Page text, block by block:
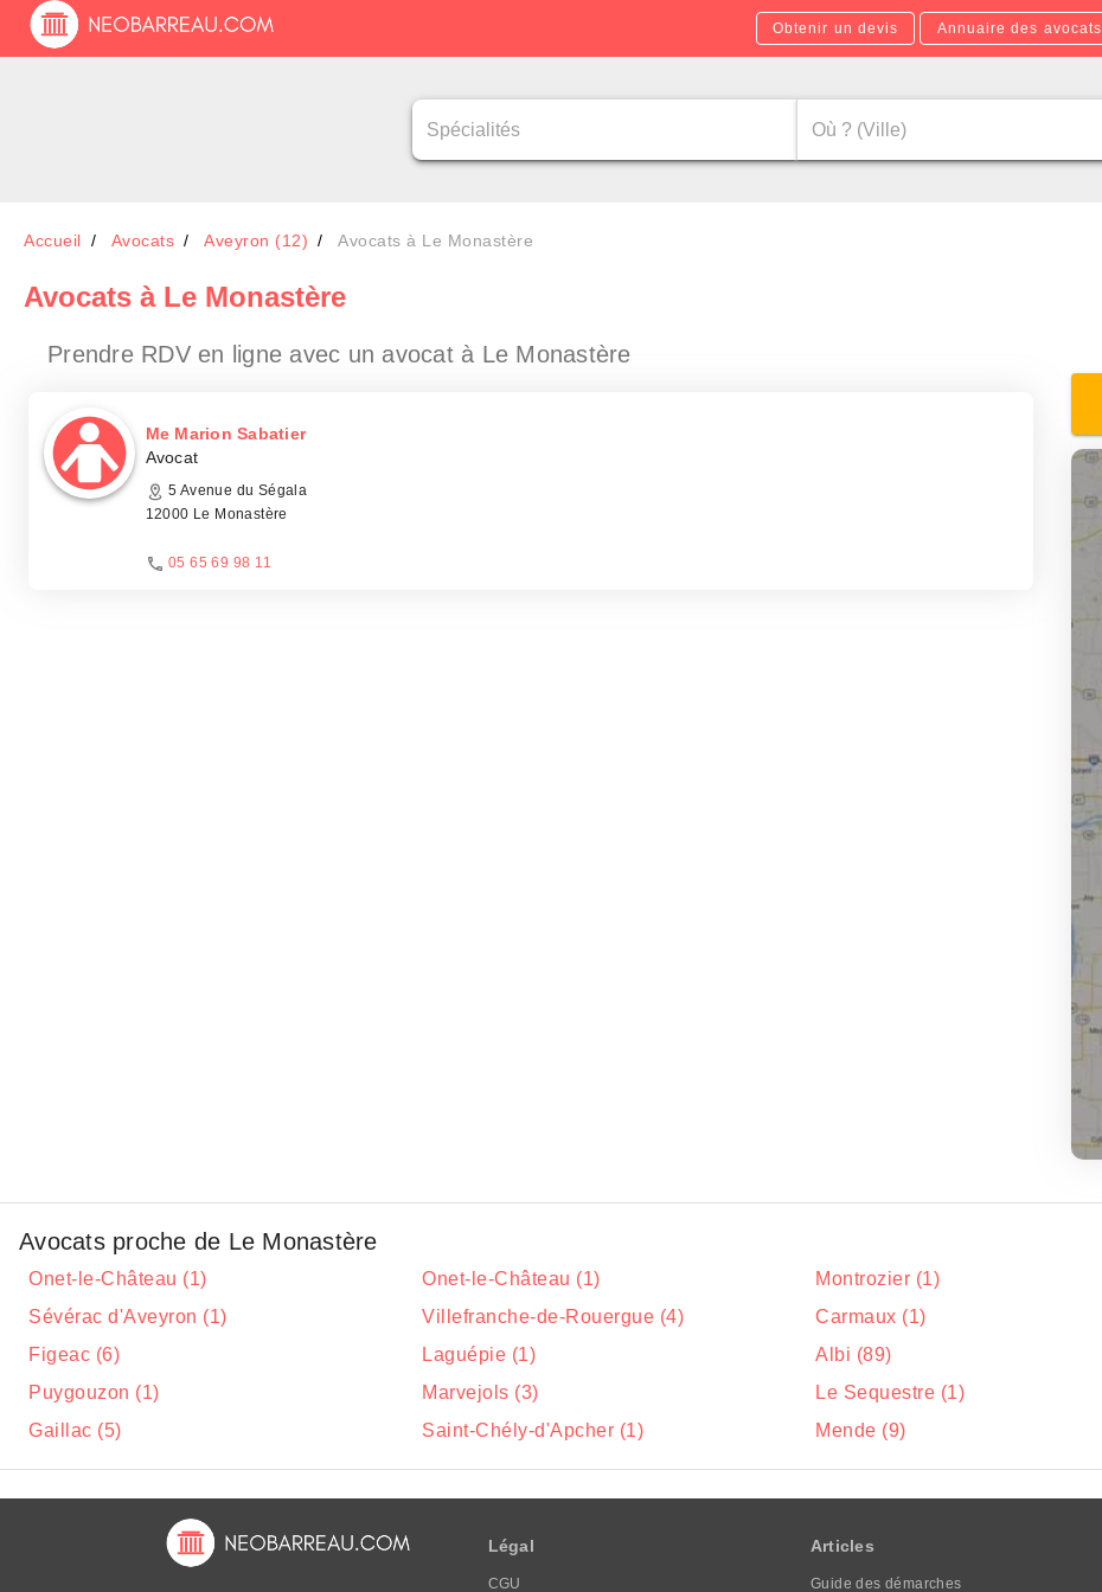
Obtenir un devis Annuaire des avocats
Accueil Avocats Aveyron (12) Avocats à Le Monastère
Avocats à Le Monastère
Prendre RDV en ligne avec un avocat à Le Monastère
Me Marion Sabatier
Avocat
5 Avenue du Ségala
12000 Le Monastère
05 65 69 98 11
Avocats proche de Le Monastère
Onet-le-Château (1) Onet-le-Château (1) Montrozier (1)
Sévérac d'Aveyron (1)
Villefranche-de-Rouergue (4) Carmaux (1)
Figeac (6)
Laguépie (1) Albi (89)
Puygouzon (1)
Marvejols (3) Le Sequestre (1)
Gaillac (5)
Saint-Chély-d'Apcher (1) Mende (9)
Légal
CGU
Articles
Guide des démarches